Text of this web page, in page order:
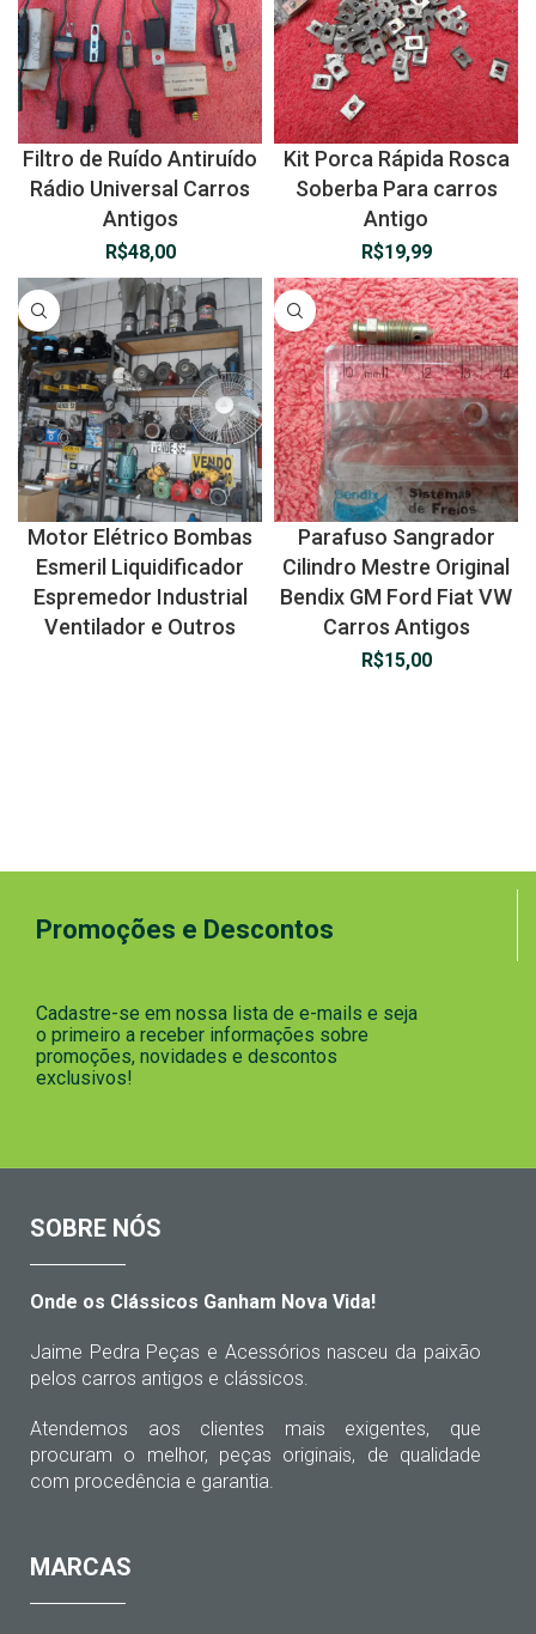
Filtro de Ruído Antiruído
Rádio Universal Carros
Antigos
R$48,00
Kit Porca Rápida Rosca
Soberba Para carros
Antigo
R$19,99
Motor Elétrico Bombas
Esmeril Liquidificador
Espremedor Industrial
Ventilador e Outros
Parafuso Sangrador
Cilindro Mestre Original
Bendix GM Ford Fiat VW
Carros Antigos
R$15,00
Promoções e Descontos
Cadastre-se em nossa lista de e-mails e seja
o primeiro a receber informações sobre
promoções, novidades e descontos
exclusivos!
SOBRE NÓS
Onde os Clássicos Ganham Nova Vida!
Jaime Pedra Peças e Acessórios nasceu da paixão
pelos carros antigos e clássicos.
Atendemos aos clientes mais exigentes, que
procuram o melhor, peças originais, de qualidade
com procedência e garantia.
MARCAS